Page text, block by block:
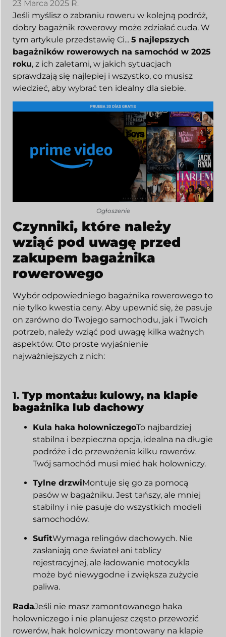
23 Marca 2025 R.
Jeśli myślisz o zabraniu roweru w kolejną podróż,
dobry bagażnik rowerowy może zdziałać cuda. W
tym artykule przedstawię Ci... 5 najlepszych
bagażników rowerowych na samochód w 2025
roku, z ich zaletami, w jakich sytuacjach
sprawdzają się najlepiej i wszystko, co musisz
wiedzieć, aby wybrać ten idealny dla siebie.
Ogłoszenie
Czynniki, które należy
wziąć pod uwagę przed
zakupem bagażnika
rowerowego
Wybór odpowiedniego bagażnika rowerowego to
nie tylko kwestia ceny. Aby upewnić się, że pasuje
on zarówno do Twojego samochodu, jak i Twoich
potrzeb, należy wziąć pod uwagę kilka ważnych
aspektów. Oto proste wyjaśnienie
najważniejszych z nich:
1. Typ montażu: kulowy, na klapie
bagażnika lub dachowy
Kula haka holowniczegoTo najbardziej
stabilna i bezpieczna opcja, idealna na długie
podróże i do przewożenia kilku rowerów.
Twój samochód musi mieć hak holowniczy.
Tylne drzwiMontuje się go za pomocą
pasów w bagażniku. Jest tańszy, ale mniej
stabilny i nie pasuje do wszystkich modeli
samochodów.
SufitWymaga relingów dachowych. Nie
zasłaniają one świateł ani tablicy
rejestracyjnej, ale ładowanie motocykla
może być niewygodne i zwiększa zużycie
paliwa.
RadaJeśli nie masz zamontowanego haka
holowniczego i nie planujesz często przewozić
rowerów, hak holowniczy montowany na klapie